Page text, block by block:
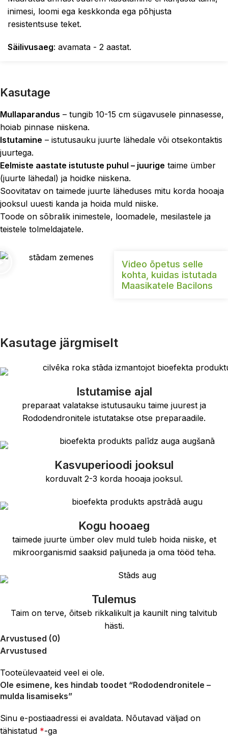
inimesi, loomi ega keskkonda ega põhjusta
resistentsuse teket.
Säilivusaeg: avamata - 2 aastat.
Kasutage
Mullaparandus – tungib 10-15 cm sügavusele pinnasesse,
hoiab pinnase niiskena.
Istutamine – istutusauku juurte lähedale või otsekontaktis
juurtega.
Eelmiste aastate istutuste puhul – juurige taime ümber
(juurte lähedal) ja hoidke niiskena.
Soovitatav on taimede juurte läheduses mitu korda hooaja
jooksul uuesti kanda ja hoida muld niiske.
Toode on sõbralik inimestele, loomadele, mesilastele ja
teistele tolmeldajatele.
Video õpetus selle
kohta, kuidas istutada
Maasikatele Bacilons
Kasutage järgmiselt
Istutamise ajal
preparaat valatakse istutusauku taime juurest ja
Rododendronitele istutatakse otse preparaadile.
Kasvuperioodi jooksul
korduvalt 2-3 korda hooaja jooksul.
Kogu hooaeg
taimede juurte ümber olev muld tuleb hoida niiske, et
mikroorganismid saaksid paljuneda ja oma tööd teha.
Tulemus
Taim on terve, õitseb rikkalikult ja kaunilt ning talvitub
hästi.
Arvustused (0)
Arvustused
Tooteülevaateid veel ei ole.
Ole esimene, kes hindab toodet “Rododendronitele –
mulda lisamiseks”
Sinu e-postiaadressi ei avaldata. Nõutavad väljad on
tähistatud *-ga